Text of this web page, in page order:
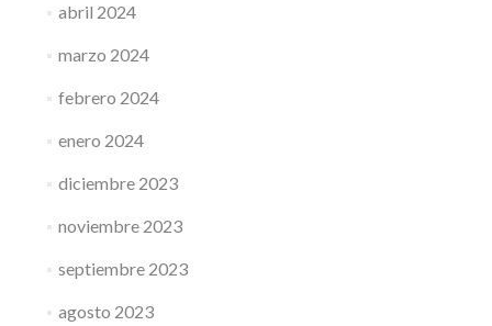
abril 2024
marzo 2024
febrero 2024
enero 2024
diciembre 2023
noviembre 2023
septiembre 2023
agosto 2023